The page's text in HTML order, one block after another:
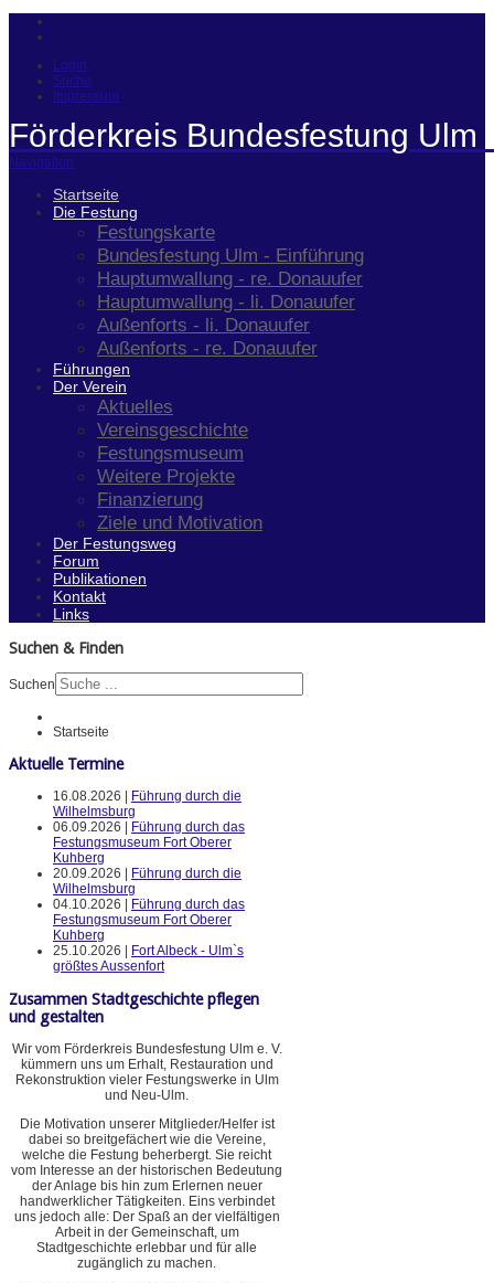
Login
Suche
Impressum
Förderkreis Bundesfestung Ulm
Navigation
Startseite
Die Festung
Festungskarte
Bundesfestung Ulm - Einführung
Hauptumwallung - re. Donauufer
Hauptumwallung - li. Donauufer
Außenforts - li. Donauufer
Außenforts - re. Donauufer
Führungen
Der Verein
Aktuelles
Vereinsgeschichte
Festungsmuseum
Weitere Projekte
Finanzierung
Ziele und Motivation
Der Festungsweg
Forum
Publikationen
Kontakt
Links
Suchen & Finden
Suchen
Startseite
Aktuelle Termine
16.08.2026 |
Führung durch die
Wilhelmsburg
06.09.2026 |
Führung durch das
Festungsmuseum Fort Oberer
Kuhberg
20.09.2026 |
Führung durch die
Wilhelmsburg
04.10.2026 |
Führung durch das
Festungsmuseum Fort Oberer
Kuhberg
25.10.2026 |
Fort Albeck - Ulm`s
größtes Aussenfort
Zusammen Stadtgeschichte pflegen
und gestalten
Wir vom Förderkreis Bundesfestung Ulm e. V.
kümmern uns um Erhalt, Restauration und
Rekonstruktion vieler Festungswerke in Ulm
und Neu-Ulm.
Die Motivation unserer Mitglieder/Helfer ist
dabei so breitgefächert wie die Vereine,
welche die Festung beherbergt. Sie reicht
vom Interesse an der historischen Bedeutung
der Anlage bis hin zum Erlernen neuer
handwerklicher Tätigkeiten. Eins verbindet
uns jedoch alle: Der Spaß an der vielfältigen
Arbeit in der Gemeinschaft, um
Stadtgeschichte erlebbar und für alle
zugänglich zu machen.